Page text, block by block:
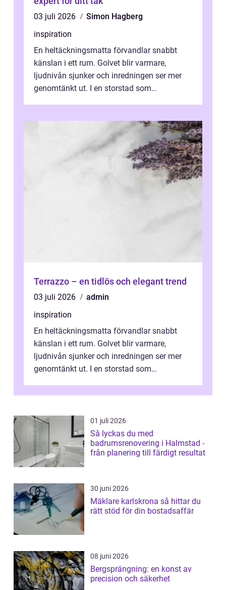
03 juli 2026
Simon Hagberg
inspiration
En heltäckningsmatta förvandlar snabbt
känslan i ett rum. Golvet blir varmare,
ljudnivån sjunker och inredningen ser mer
genomtänkt ut. I en storstad som
Terrazzo – en tidlös och elegant trend
03 juli 2026
admin
inspiration
En heltäckningsmatta förvandlar snabbt
känslan i ett rum. Golvet blir varmare,
ljudnivån sjunker och inredningen ser mer
genomtänkt ut. I en storstad som
granna...
01 juli 2026
Så lyckas du med
badrumsrenovering i Halmstad -
från planering till färdigt resultat
30 juni 2026
Mäklare karlskrona så hittar du
rätt stöd för din bostadsaffär
08 juni 2026
Bergsprängning: en konst av
precision och säkerhet